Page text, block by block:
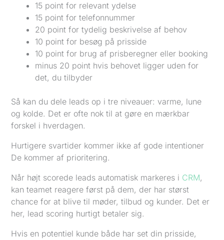
15 point for relevant ydelse
15 point for telefonnummer
20 point for tydelig beskrivelse af behov
10 point for besøg på prisside
10 point for brug af prisberegner eller booking
minus 20 point hvis behovet ligger uden for
det, du tilbyder
Så kan du dele leads op i tre niveauer: varme, lune
og kolde. Det er ofte nok til at gøre en mærkbar
forskel i hverdagen.
Hurtigere svartider kommer ikke af gode intentioner
De kommer af prioritering.
Når højt scorede leads automatisk markeres i CRM,
kan teamet reagere først på dem, der har størst
chance for at blive til møder, tilbud og kunder. Det er
her, lead scoring hurtigt betaler sig.
Hvis en potentiel kunde både har set din prisside,